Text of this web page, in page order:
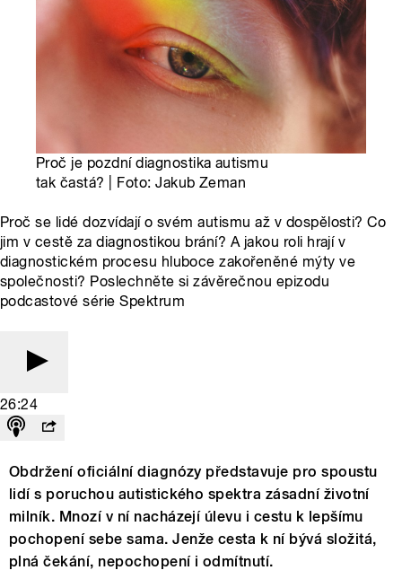
Proč je pozdní diagnostika autismu
tak častá? | Foto: Jakub Zeman
Proč se lidé dozvídají o svém autismu až v dospělosti? Co
jim v cestě za diagnostikou brání? A jakou roli hrají v
diagnostickém procesu hluboce zakořeněné mýty ve
společnosti? Poslechněte si závěrečnou epizodu
podcastové série Spektrum
26:24
Obdržení oficiální diagnózy představuje pro spoustu
lidí s poruchou autistického spektra zásadní životní
milník. Mnozí v ní nacházejí úlevu i cestu k lepšímu
pochopení sebe sama. Jenže cesta k ní bývá složitá,
plná čekání, nepochopení i odmítnutí.